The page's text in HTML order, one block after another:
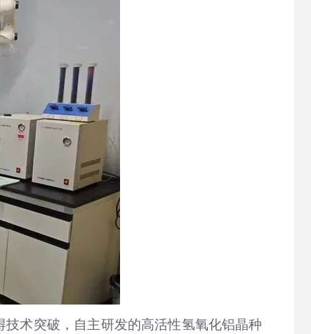
术突破，自主研发的高活性氢氧化铝晶种